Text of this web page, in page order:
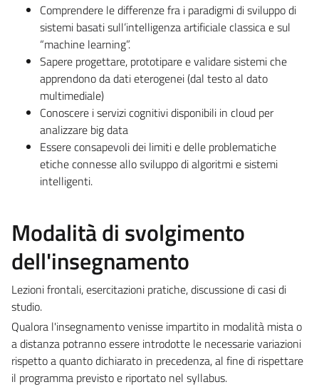
Comprendere le differenze fra i paradigmi di sviluppo di
sistemi basati sull’intelligenza artificiale classica e sul
“machine learning”.
Sapere progettare, prototipare e validare sistemi che
apprendono da dati eterogenei (dal testo al dato
multimediale)
Conoscere i servizi cognitivi disponibili in cloud per
analizzare big data
Essere consapevoli dei limiti e delle problematiche
etiche connesse allo sviluppo di algoritmi e sistemi
intelligenti.
Modalità di svolgimento
dell'insegnamento
Lezioni frontali, esercitazioni pratiche, discussione di casi di
studio.
Qualora l'insegnamento venisse impartito in modalità mista o
a distanza potranno essere introdotte le necessarie variazioni
rispetto a quanto dichiarato in precedenza, al fine di rispettare
il programma previsto e riportato nel syllabus.